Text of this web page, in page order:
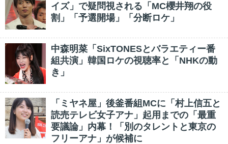
イズ」で疑問視される「MC櫻井翔の役
割」「予選開場」「分断ロケ」
中森明菜「SixTONESとバラエティー番
組共演」韓国ロケの視聴率と「NHKの動
き」
「ミヤネ屋」後釜番組MCに「村上信五と
読売テレビ女子アナ」起用までの「最重
要議論」内幕！「別のタレントと東京の
フリーアナ」が候補に